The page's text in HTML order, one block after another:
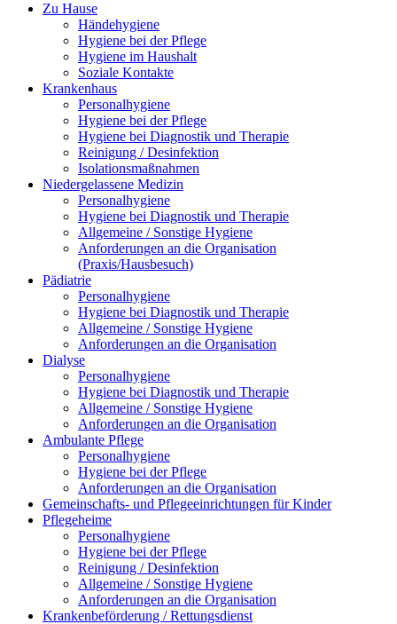
Zu Hause
Händehygiene
Hygiene bei der Pflege
Hygiene im Haushalt
Soziale Kontakte
Krankenhaus
Personalhygiene
Hygiene bei der Pflege
Hygiene bei Diagnostik und Therapie
Reinigung / Desinfektion
Isolationsmaßnahmen
Niedergelassene Medizin
Personalhygiene
Hygiene bei Diagnostik und Therapie
Allgemeine / Sonstige Hygiene
Anforderungen an die Organisation
(Praxis/Hausbesuch)
Pädiatrie
Personalhygiene
Hygiene bei Diagnostik und Therapie
Allgemeine / Sonstige Hygiene
Anforderungen an die Organisation
Dialyse
Personalhygiene
Hygiene bei Diagnostik und Therapie
Allgemeine / Sonstige Hygiene
Anforderungen an die Organisation
Ambulante Pflege
Personalhygiene
Hygiene bei der Pflege
Anforderungen an die Organisation
Gemeinschafts- und Pflegeeinrichtungen für Kinder
Pflegeheime
Personalhygiene
Hygiene bei der Pflege
Reinigung / Desinfektion
Allgemeine / Sonstige Hygiene
Anforderungen an die Organisation
Krankenbeförderung / Rettungsdienst